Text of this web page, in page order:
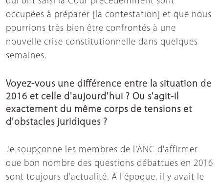
occupées à préparer [la contestation] et que nous
pourrions très bien être confrontés à une
nouvelle crise constitutionnelle dans quelques
semaines.
Voyez-vous une différence entre la situation de
2016 et celle d'aujourd'hui ? Ou s'agit-il
exactement du même corps de tensions et
d'obstacles juridiques ?
Je soupçonne les membres de l'ANC d'affirmer
que bon nombre des questions débattues en 2016
sont toujours d'actualité. À l'époque, il y avait le